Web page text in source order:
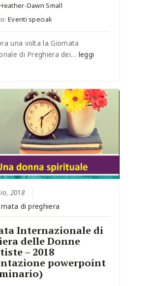
Dawn Small
Eventi speciali
una volta la Giornata
di Preghiera dei… leggi
2018
di preghiera
Internazionale di
delle Donne
– 2018
powerpoint